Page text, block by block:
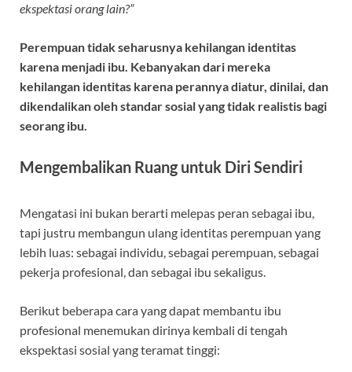
ekspektasi orang lain?”
Perempuan tidak seharusnya kehilangan identitas
karena menjadi ibu. Kebanyakan dari mereka
kehilangan identitas karena perannya diatur, dinilai, dan
dikendalikan oleh standar sosial yang tidak realistis bagi
seorang ibu.
Mengembalikan Ruang untuk Diri Sendiri
Mengatasi ini bukan berarti melepas peran sebagai ibu,
tapi justru membangun ulang identitas perempuan yang
lebih luas: sebagai individu, sebagai perempuan, sebagai
pekerja profesional, dan sebagai ibu sekaligus.
Berikut beberapa cara yang dapat membantu ibu
profesional menemukan dirinya kembali di tengah
ekspektasi sosial yang teramat tinggi: